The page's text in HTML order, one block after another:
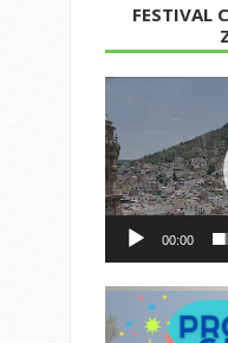
FESTIVAL
de
vídeo
00:00